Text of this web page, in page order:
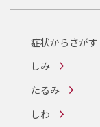
症状からさがす
しみ
たるみ
しわ